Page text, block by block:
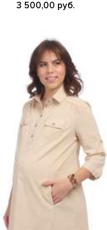
3 500,00 руб.